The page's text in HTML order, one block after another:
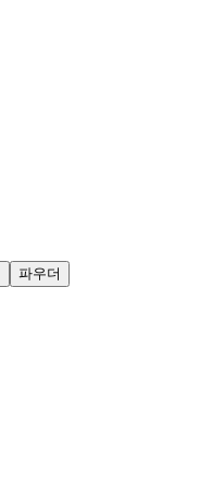
파우더